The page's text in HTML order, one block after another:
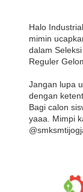
Halo
mimin
dalam
Reguler
Jangan lupa
dengan
Bagi calon
yaaa. Mimpi